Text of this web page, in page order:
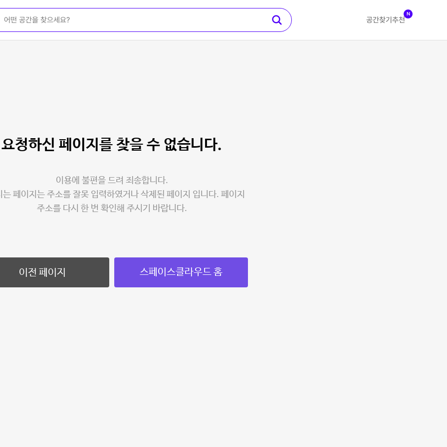
공간찾기 추천
N
요청하신 페이지를 찾을 수 없습니다.
이용에 불편을 드려 죄송합니다.
는 페이지는 주소를 잘못 입력하였거나 삭제된 페이지 입니다. 페이지
주소를 다시 한 번 확인해 주시기 바랍니다.
이전 페이지 스페이스클라우드 홈